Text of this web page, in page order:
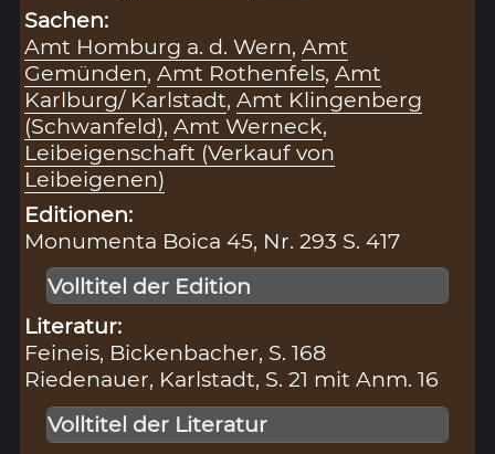
Sachen:
Amt Homburg a. d. Wern,Amt
Gemünden,Amt Rothenfels,Amt
Karlburg/ Karlstadt,Amt Klingenberg
(Schwanfeld),Amt Werneck,
Leibeigenschaft (Verkauf von
Leibeigenen)
Editionen:
Monumenta Boica 45, Nr. 293 S. 417
Volltitel der Edition
Literatur:
Feineis, Bickenbacher, S. 168
Riedenauer, Karlstadt, S. 21 mit Anm. 16
Volltitel der Literatur